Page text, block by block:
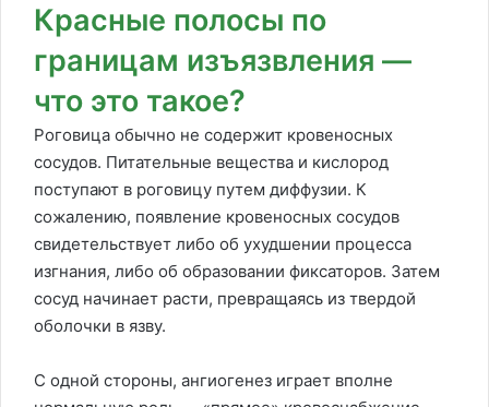
Красные полосы по
границам изъязвления —
что это такое?
Роговица обычно не содержит кровеносных
сосудов. Питательные вещества и кислород
поступают в роговицу путем диффузии. К
сожалению, появление кровеносных сосудов
свидетельствует либо об ухудшении процесса
изгнания, либо об образовании фиксаторов. Затем
сосуд начинает расти, превращаясь из твердой
оболочки в язву.
С одной стороны, ангиогенез играет вполне